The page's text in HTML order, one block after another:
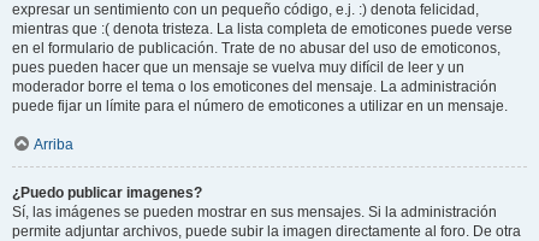
expresar un sentimiento con un pequeño código, e.j. :) denota felicidad,
mientras que :( denota tristeza. La lista completa de emoticones puede verse
en el formulario de publicación. Trate de no abusar del uso de emoticonos,
pues pueden hacer que un mensaje se vuelva muy difícil de leer y un
moderador borre el tema o los emoticones del mensaje. La administración
puede fijar un límite para el número de emoticones a utilizar en un mensaje.
Arriba
¿Puedo publicar imagenes?
Sí, las imágenes se pueden mostrar en sus mensajes. Si la administración
permite adjuntar archivos, puede subir la imagen directamente al foro. De otra